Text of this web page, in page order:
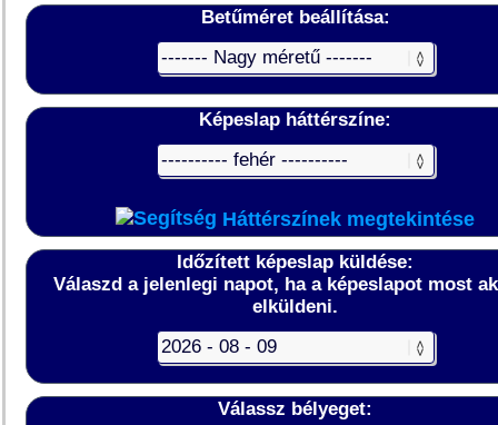
Betűméret beállítása:
Képeslap háttérszíne:
Háttérszínek megtekintése
Időzített képeslap küldése:
Válaszd a jelenlegi napot, ha a képeslapot most
elküldeni.
Válassz bélyeget: